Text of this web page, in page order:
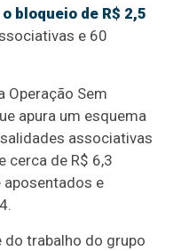
bloqueio de R$ 2,5
e 60
Operação Sem
apura um esquema
associativas
cerca de R$ 6,3
e
trabalho do grupo